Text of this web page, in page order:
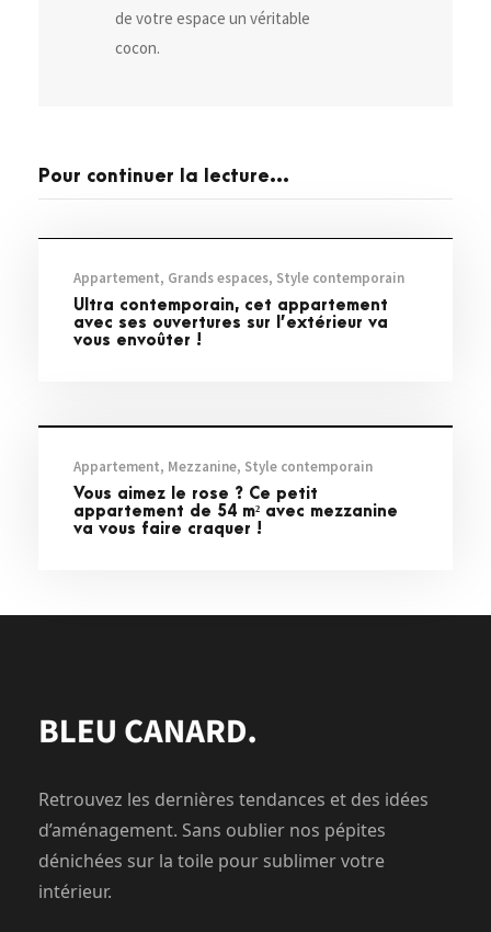
de votre espace un véritable
cocon.
Pour continuer la lecture...
Visites privées
Appartement, Grands espaces, Style contemporain
Ultra contemporain, cet appartement
avec ses ouvertures sur l’extérieur va
vous envoûter !
Appartement, Mezzanine, Style contemporain
Vous aimez le rose ? Ce petit
appartement de 54 m² avec mezzanine
va vous faire craquer !
Retrouvez les dernières tendances et des idées
d’aménagement. Sans oublier nos pépites
dénichées sur la toile pour sublimer votre
intérieur.